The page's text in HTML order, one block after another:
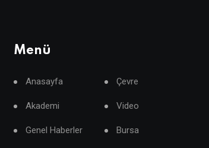
Menü
Anasayfa Çevre
Akademi Video
Genel Haberler Bursa